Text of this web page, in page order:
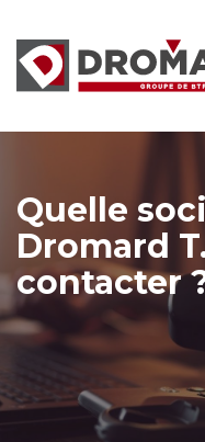
Quelle
Dromard
contacter